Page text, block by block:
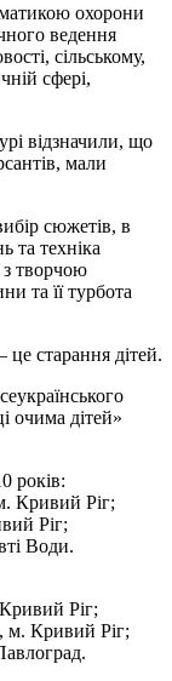
охорони
ведення
сільському,
сфері,
відзначили, що
мали
сюжетів, в
та техніка
творчою
та її турбота
старання дітей.
очима дітей»
років:
Кривий Ріг;
Ріг;
Води.
Ріг;
м. Кривий Ріг;